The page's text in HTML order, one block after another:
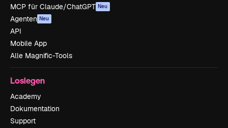
MCP für Claude/ChatGPT Neu
Agenten Neu
API
Mobile App
Alle Magnific-Tools
Loslegen
Academy
Dokumentation
Support